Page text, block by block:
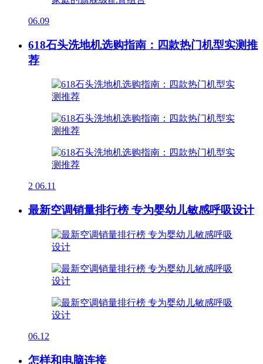
06.09
618石头洗地机选购指南：四款热门机型实测推
荐
2 06.11
最新空调销量排行榜 专为婴幼儿敏感呼吸设计
06.12
怎样和电脑连接